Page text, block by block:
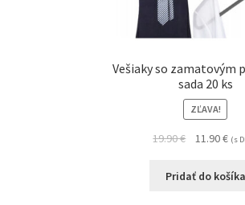
Vešiaky so zamatovým
sada 20 ks
ZĽAVA!
19.90€ 11.90€ (s
Pridať do košíka